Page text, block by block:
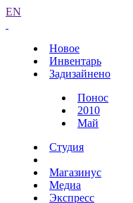
EN
Новое
Инвентарь
Задизайнено
Понос
2010
Май
Студия
Магазинус
Медиа
Экспресс